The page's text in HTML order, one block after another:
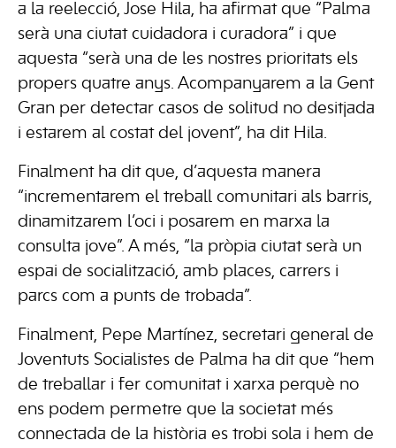
a la reelecció, Jose Hila, ha afirmat que “Palma
serà una ciutat cuidadora i curadora” i que
aquesta “serà una de les nostres prioritats els
propers quatre anys. Acompanyarem a la Gent
Gran per detectar casos de solitud no desitjada
i estarem al costat del jovent”, ha dit Hila.
Finalment ha dit que, d’aquesta manera
“incrementarem el treball comunitari als barris,
dinamitzarem l’oci i posarem en marxa la
consulta jove”. A més, “la pròpia ciutat serà un
espai de socialització, amb places, carrers i
parcs com a punts de trobada”.
Finalment, Pepe Martínez, secretari general de
Joventuts Socialistes de Palma ha dit que “hem
de treballar i fer comunitat i xarxa perquè no
ens podem permetre que la societat més
connectada de la història es trobi sola i hem de